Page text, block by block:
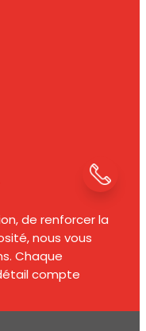
de renforcer la
nous vous
Chaque
compte